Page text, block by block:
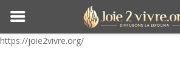
https://joie2vivre.org/